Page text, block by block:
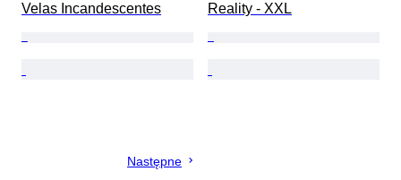
Velas Incandescentes
Reality - XXL
Następne